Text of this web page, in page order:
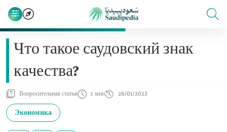
Что такое саудовский знак
качества?
Вопросительная статья 1 мин 26/01/2023
Экономика